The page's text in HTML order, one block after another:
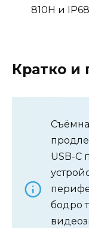
810H и IP68
Кратко и
USB-C
бодро